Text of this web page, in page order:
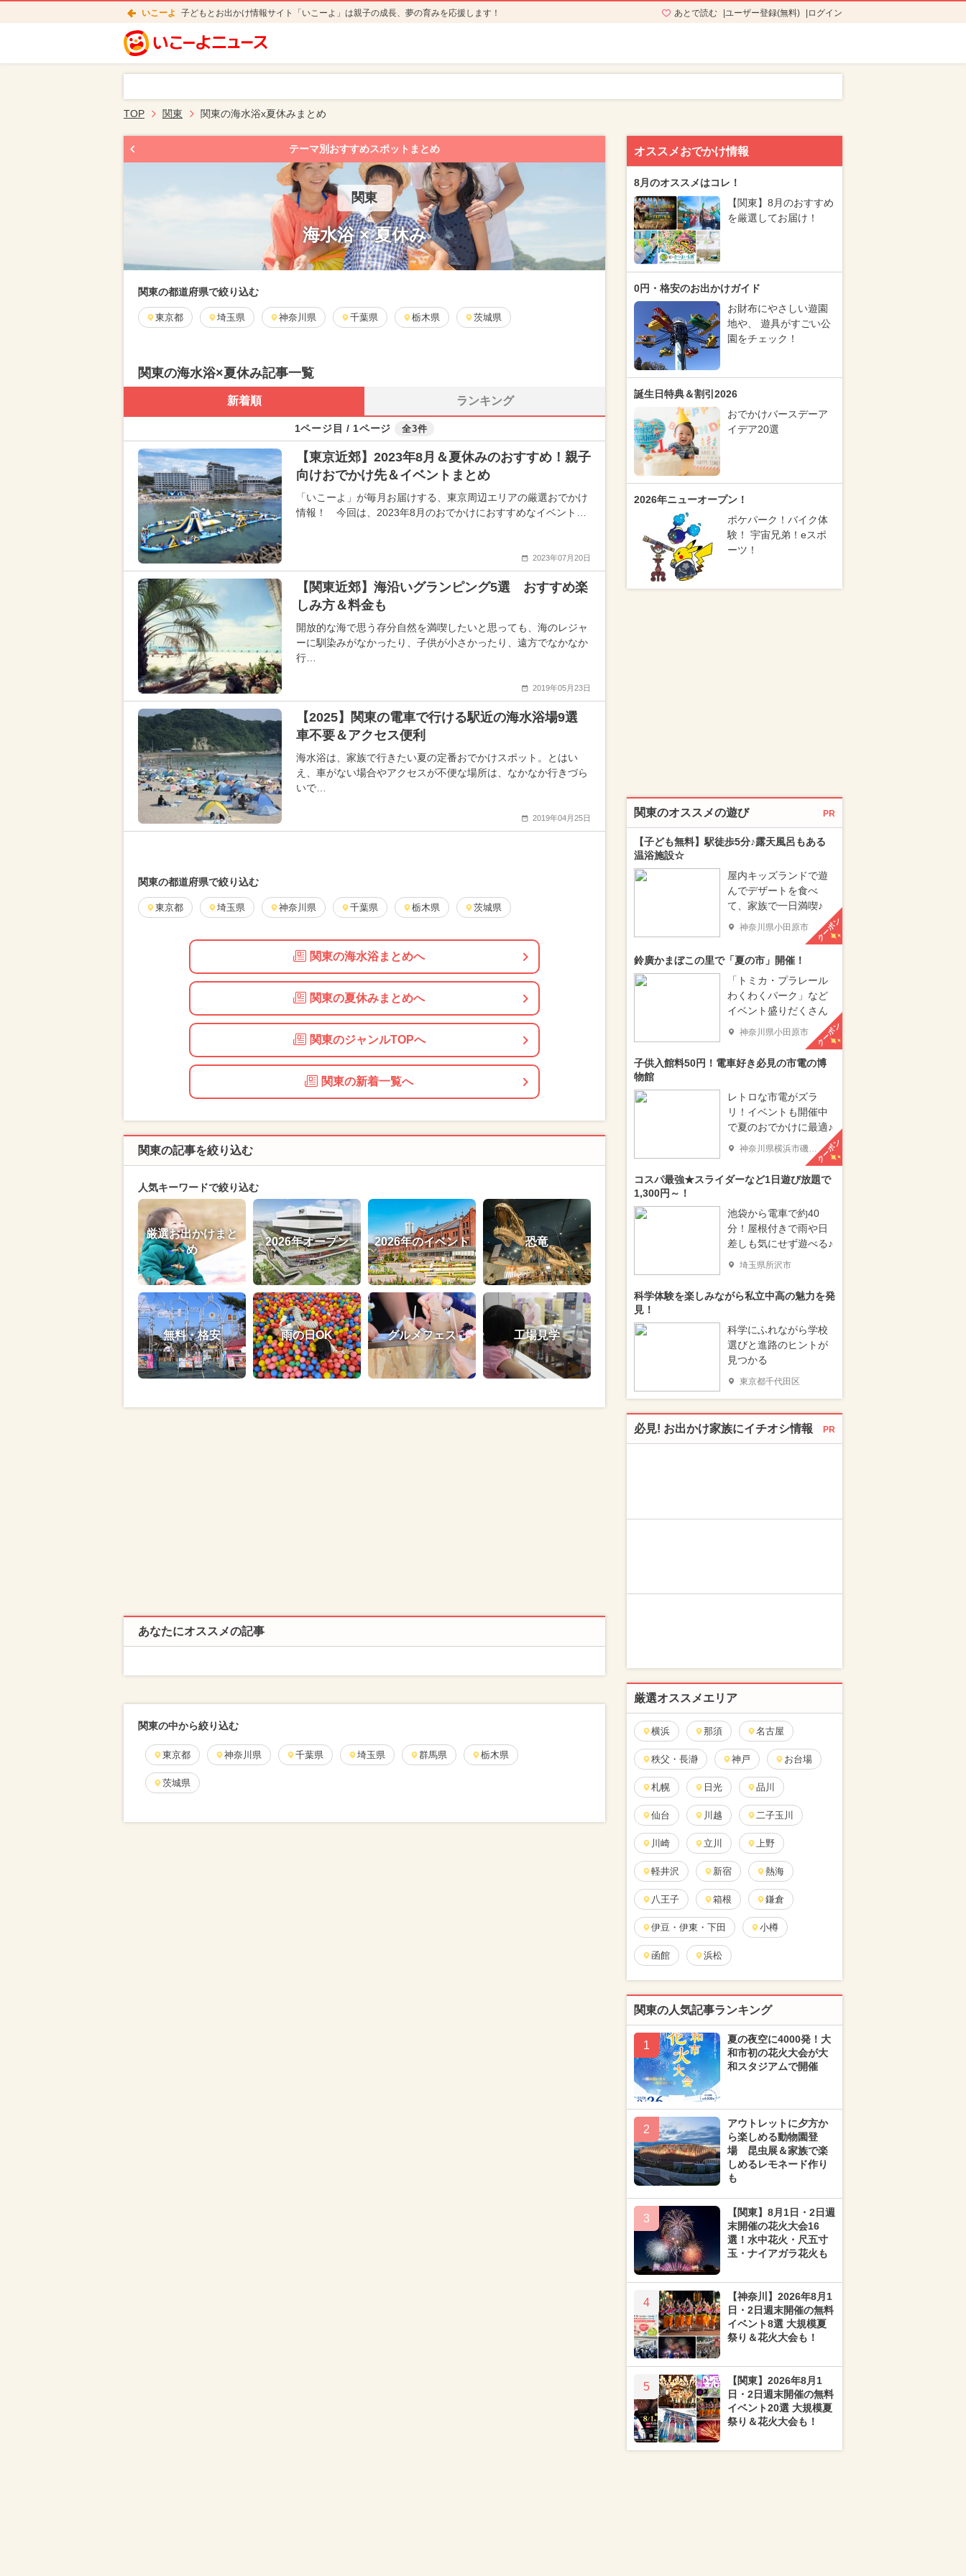
いこーよ 子どもとお出かけ情報サイト「いこーよ」は親子の成長、夢の育みを応援します！ あとで読む ユーザー登録(無料) ログイン
TOP 関東 関東の海水浴x夏休みまとめ
テーマ別おすすめスポットまとめ
関東
海水浴 × 夏休み
関東の都道府県で絞り込む
東京都 埼玉県 神奈川県 千葉県 栃木県 茨城県
関東の海水浴×夏休み記事一覧
新着順 ランキング
1ページ目 / 1ページ 全3件
【東京近郊】2023年8月＆夏休みのおすすめ！親子
向けおでかけ先＆イベントまとめ
「いこーよ」が毎月お届けする、東京周辺エリアの厳選おでかけ
情報！ 今回は、2023年8月のおでかけにおすすめなイベント…
2023年07月20日
【関東近郊】海沿いグランピング5選 おすすめ楽
しみ方＆料金も
開放的な海で思う存分自然を満喫したいと思っても、海のレジャ
ーに馴染みがなかったり、子供が小さかったり、遠方でなかなか
行…
2019年05月23日
【2025】関東の電車で行ける駅近の海水浴場9選
車不要＆アクセス便利
海水浴は、家族で行きたい夏の定番おでかけスポット。とはい
え、車がない場合やアクセスが不便な場所は、なかなか行きづら
いで…
2019年04月25日
関東の都道府県で絞り込む
東京都 埼玉県 神奈川県 千葉県 栃木県 茨城県
関東の海水浴まとめへ
関東の夏休みまとめへ
関東のジャンルTOPへ
関東の新着一覧へ
関東の記事を絞り込む
人気キーワードで絞り込む
厳選お出かけまと
め
2026年オープン 2026年のイベント 恐竜
無料・格安 雨の日OK グルメフェス 工場見学
あなたにオススメの記事
関東の中から絞り込む
東京都 神奈川県 千葉県 埼玉県 群馬県 栃木県
茨城県
オススメおでかけ情報
8月のオススメはコレ！
【関東】8月のおすすめ
を厳選してお届け！
0円・格安のお出かけガイド
お財布にやさしい遊園
地や、 遊具がすごい公
園をチェック！
誕生日特典＆割引2026
おでかけバースデーア
イデア20選
2026年ニューオープン！
ポケパーク！バイク体
験！ 宇宙兄弟！eスポ
ーツ！
関東のオススメの遊び PR
【子ども無料】駅徒歩5分♪露天風呂もある
温浴施設☆
屋内キッズランドで遊
んでデザートを食べ
て、家族で一日満喫♪
神奈川県小田原市 クーポン
鈴廣かまぼこの里で「夏の市」開催！
「トミカ・プラレール
わくわくパーク」など
イベント盛りだくさん
神奈川県小田原市 クーポン
子供入館料50円！電車好き必見の市電の博
物館
レトロな市電がズラ
リ！イベントも開催中
で夏のおでかけに最適♪
神奈川県横浜市磯子区 クーポン
コスパ最強★スライダーなど1日遊び放題で
1,300円～！
池袋から電車で約40
分！屋根付きで雨や日
差しも気にせず遊べる♪
埼玉県所沢市
科学体験を楽しみながら私立中高の魅力を発
見！
科学にふれながら学校
選びと進路のヒントが
見つかる
東京都千代田区
必見! お出かけ家族にイチオシ情報 PR
厳選オススメエリア
横浜 那須 名古屋
秩父・長瀞 神戸 お台場
札幌 日光 品川
仙台 川越 二子玉川
川崎 立川 上野
軽井沢 新宿 熱海
八王子 箱根 鎌倉
伊豆・伊東・下田 小樽
函館 浜松
関東の人気記事ランキング
1
夏の夜空に4000発！大
和市初の花火大会が大
和スタジアムで開催
2
アウトレットに夕方か
ら楽しめる動物園登
場 昆虫展＆家族で楽
しめるレモネード作り
も
3
【関東】8月1日・2日週
末開催の花火大会16
選！水中花火・尺五寸
玉・ナイアガラ花火も
4
【神奈川】2026年8月1
日・2日週末開催の無料
イベント8選 大規模夏
祭り＆花火大会も！
5
【関東】2026年8月1
日・2日週末開催の無料
イベント20選 大規模夏
祭り＆花火大会も！